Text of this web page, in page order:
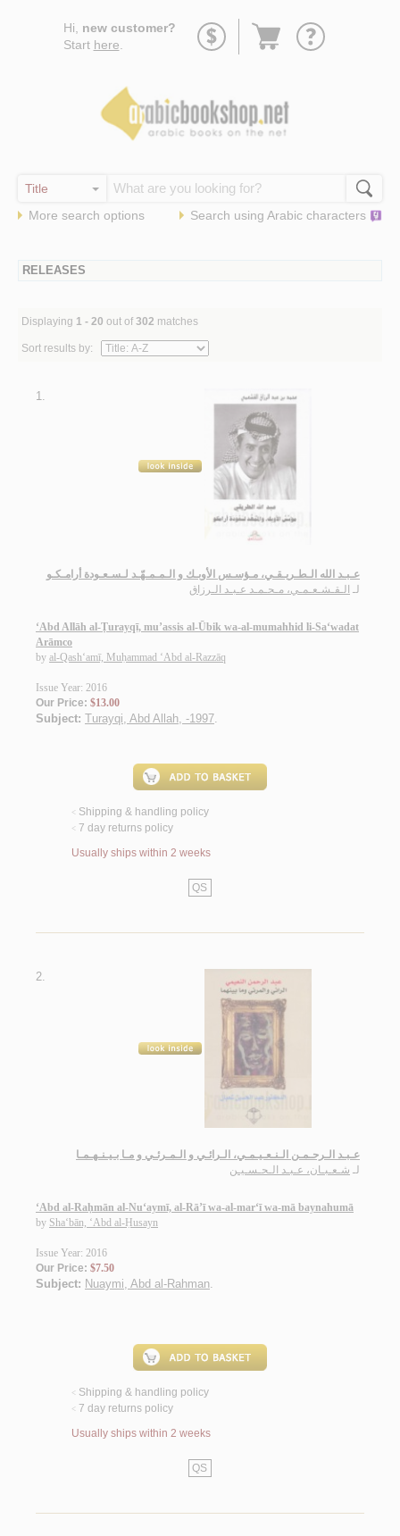
Hi, new customer?
Start here
Go
More search options Search using Arabic characters
RELEASES
Displaying 1 - 20 out of 302 matches
Sort results by:
1.
عـبـد الله الـطـريـقـي، مـؤسـس الأوبـك و الـمـمـهّـد لـسـعـودة أرامـكـو
لـ الـقـشـعـمـي، مـحـمـد عـبـد الـرزاق
‘Abd Allāh al-Ṭurayqī, mu’assis al-Ūbik wa-al-mumahhid li-Sa‘wadat
Arāmco
by al-Qash‘amī, Muḥammad ‘Abd al-Razzāq
Issue Year: 2016
Our Price: $13.00
Subject: Turayqi, Abd Allah, -1997.
< Shipping & handling policy
< 7 day returns policy
Usually ships within 2 weeks
QS
2.
عـبـد الـرحـمـن الـنـعـيـمـي، الـرائـي و الـمـرئـي و مـا بـيـنـهـمـا
لـ شـعـبـان، عـبـد الـحـسـيـن
‘Abd al-Raḥmān al-Nu‘aymī, al-Rā’ī wa-al-mar‘ī wa-mā baynahumā
by Sha‘bān, ‘Abd al-Ḥusayn
Issue Year: 2016
Our Price: $7.50
Subject: Nuaymi, Abd al-Rahman.
< Shipping & handling policy
< 7 day returns policy
Usually ships within 2 weeks
QS